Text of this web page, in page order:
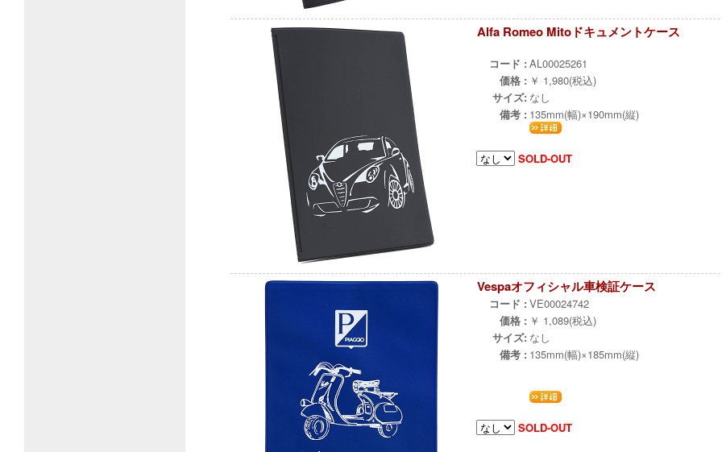
Alfa Romeo Mitoドキュメントケース
コード : AL00025261
価格 : ￥ 1,980(税込)
サイズ: なし
備考 : 135mm(幅)×190mm(縦)
SOLD-OUT
Vespaオフィシャル車検証ケース
コード : VE00024742
価格 : ￥ 1,089(税込)
サイズ: なし
備考 : 135mm(幅)×185mm(縦)
SOLD-OUT